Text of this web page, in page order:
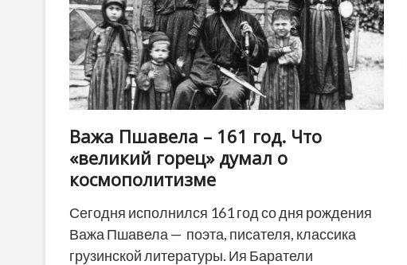
Важа Пшавела – 161 год. Что
«великий горец» думал о
космополитизме
Сегодня исполнился 161 год со дня рождения
Важа Пшавела — поэта, писателя, классика
грузинской литературы. Ия Баратели